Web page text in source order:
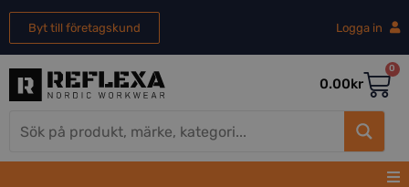
Byt till företagskund Logga in
0.00kr
0